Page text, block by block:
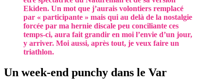
Ekiden. Un mot que j’aurais volontiers remplacé
par « participante » mais qui au delà de la nostalgie
forcée par ma hernie discale peu conciliante ces
temps-ci, aura fait grandir en moi l’envie d’un jour,
y arriver. Moi aussi, après tout, je veux faire un
triathlon.
Un week-end punchy dans le Var